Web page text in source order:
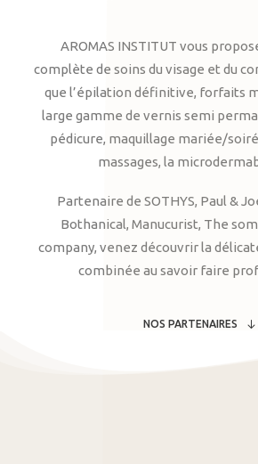
AROMAS INSTITUT vous
complète de soins du visage et du
que l’épilation définitive, forfaits
large gamme de vernis semi
pédicure, maquillage mariée/
massages, la
Partenaire de SOTHYS, Paul &
Bothanical, Manucurist, The
company, venez découvrir la
combinée au savoir faire
NOS PARTENAIRES